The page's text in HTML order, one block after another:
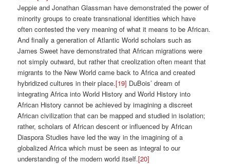
Jeppie and Jonathan Glassman have demonstrated the power of
minority groups to create transnational identities which have
often contested the very meaning of what it means to be African.
And finally a generation of Atlantic World scholars such as
James Sweet have demonstrated that African migrations were
not simply outward, but rather that creolization often meant that
migrants to the New World came back to Africa and created
hybridized cultures in their place.[19] DuBois’ dream of
integrating Africa into World History and World History into
African History cannot be achieved by imagining a discreet
African civilization that can be mapped and studied in isolation;
rather, scholars of African descent or influenced by African
Diaspora Studies have led the way in the imagining of a
globalized Africa which must be seen as integral to our
understanding of the modern world itself.[20]